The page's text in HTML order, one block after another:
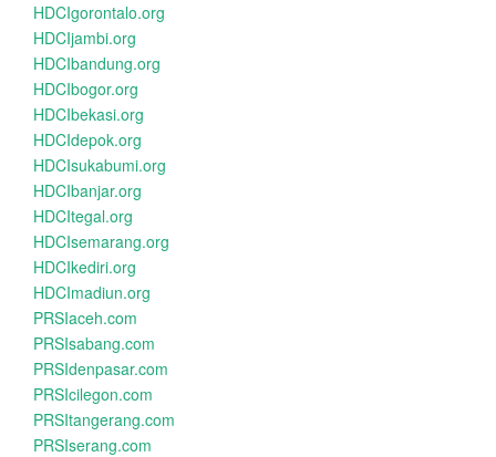
HDCIgorontalo.org
HDCIjambi.org
HDCIbandung.org
HDCIbogor.org
HDCIbekasi.org
HDCIdepok.org
HDCIsukabumi.org
HDCIbanjar.org
HDCItegal.org
HDCIsemarang.org
HDCIkediri.org
HDCImadiun.org
PRSIaceh.com
PRSIsabang.com
PRSIdenpasar.com
PRSIcilegon.com
PRSItangerang.com
PRSIserang.com